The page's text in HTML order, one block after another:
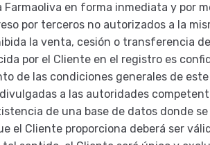
en forma inmediata y por
por terceros no autorizados a la
la venta, cesión o transferencia
por el Cliente en el registro es
de las condiciones generales de
a las autoridades
de una base de datos donde
el Cliente proporciona deberá ser